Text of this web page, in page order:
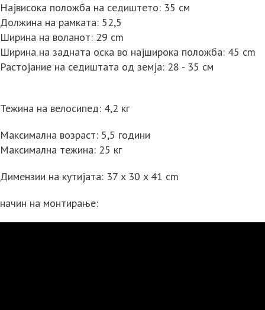
Највисока положба на седиштето: 35 см
Должина на рамката: 52,5
Ширина на воланот: 29 cm
Ширина на задната оска во најширока положба: 45 cm
Растојание на седиштата од земја: 28 - 35 см
Тежина на велосипед: 4,2 кг
Максимална возраст: 5,5 години
Максимална тежина: 25 кг
Димензии на кутијата: 37 x 30 x 41 cm
начин на монтирање: